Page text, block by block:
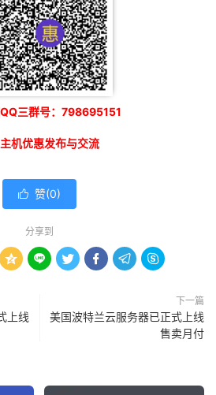
三群号：798695151
主机优惠发布与交流
 赞(0)
分享到
     
上线
下一篇
美国波特兰云服务器已正式上线
售卖月付